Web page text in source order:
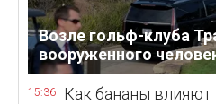
Возле гольф-клуба
вооруженного
15:36
Как бананы влияют